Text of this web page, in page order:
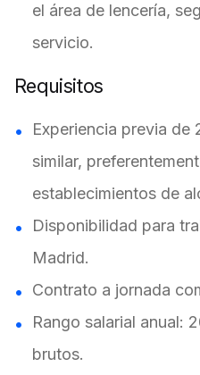
el área de lencería,
servicio.
Requisitos
Experiencia previa de
similar,
establecimientos de
Disponibilidad para
Madrid.
Contrato a jornada
Rango salarial anual:
brutos.